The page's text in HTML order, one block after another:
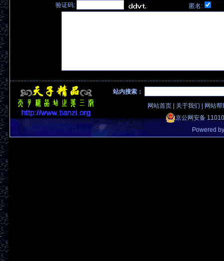
验证码:
匿名:
站内搜索：
网站首页
关于我们
网站帮
京公网安备
Powered